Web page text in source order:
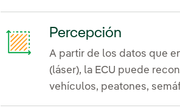
Percepción
A partir de los datos que
(láser), la ECU puede
vehículos, peatones,